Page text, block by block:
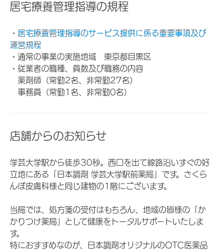
居宅療養管理指導の規程
・ 居宅療養管理指導のサービス提供に係る重要事項及び
運営規程
・通常の事業の実施地域 東京都目黒区
・従業者の職種、員数及び職務の内容
薬剤師（常勤2名、非常勤27名）
事務員（常勤1名、非常勤0名）
店舗からのお知らせ
学芸大学駅から徒歩30秒。西口を出て線路沿いすぐの好
立地にある「日本調剤 学芸大学駅前薬局」です。さくら
んぼ皮膚科様と同じ建物の1階にございます。
当局では、処方箋の受付はもちろん、地域の皆様の「か
かりつけ薬局」として健康をトータルサポートいたしま
す。
特におすすめなのが、日本調剤オリジナルのOTC医薬品